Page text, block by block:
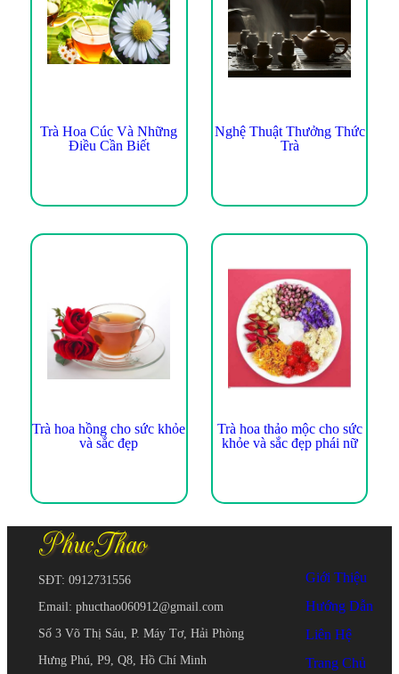
Trà Hoa Cúc Và Những
Điều Cần Biết
Nghệ Thuật Thưởng Thức
Trà
Trà hoa hồng cho sức khỏe
và sắc đẹp
Trà hoa thảo mộc cho sức
khỏe và sắc đẹp phái nữ
SĐT: 0912731556
Email: phucthao060912@gmail.com
Số 3 Võ Thị Sáu, P. Máy Tơ, Hải Phòng
Hưng Phú, P9, Q8, Hồ Chí Minh
Giới Thiệu
Hướng Dẫn
Liên Hệ
Trang Chủ